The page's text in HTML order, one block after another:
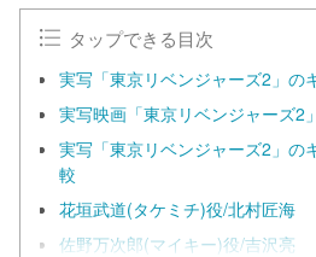
タップできる目次
実写「東京リベンジャーズ2」の
実写映画「東京リベンジャーズ2
実写「東京リベンジャーズ2」の
較
花垣武道(タケミチ)役/北村匠海
佐野万次郎(マイキー)役/吉沢亮